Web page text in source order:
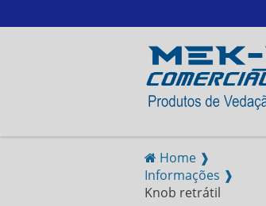
Home ❱
Informações ❱
Knob retrátil